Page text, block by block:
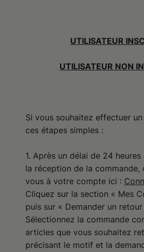
UTILISATEUR
UTILISATEUR NON
Si vous souhaitez effectuer
ces étapes simples :
1. Après un délai de 24
la réception de la commande,
vous à votre compte ici :
Cliquez sur la section « Mes
puis sur « Demander un retour
Sélectionnez la commande
articles que vous souhaitez
précisant le motif et la